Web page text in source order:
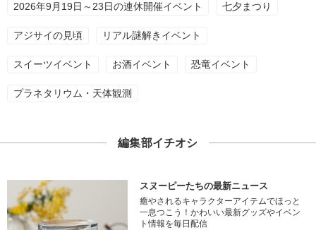
2026年9月19日～23日の連休開催イベント 七夕まつり
アジサイの見頃 リアル謎解きイベント
スイーツイベント お酒イベント 恐竜イベント
プラネタリウム・天体観測
編集部イチオシ
スヌーピーたちの最新ニュース
癒やされるキャラクターアイテムでほっと
一息つこう！かわいい最新グッズやイベン
ト情報を毎日配信